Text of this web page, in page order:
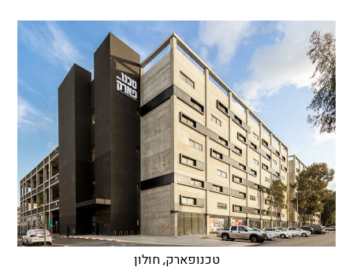
טכנופארק, חולון